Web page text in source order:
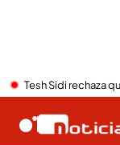
Tesh Sidi rechaza